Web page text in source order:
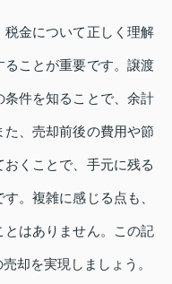
金について正しく理解
ることが重要です。譲渡
条件を知ることで、余計
、売却前後の費用や節
くことで、手元に残る
。複雑に感じる点も、
はありません。この記
却を実現しましょう。